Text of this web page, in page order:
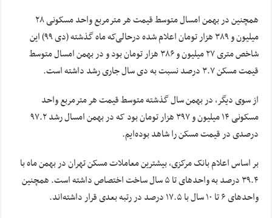
همچنین در بهمن امسال متوسط قیمت هر مترمربع واحد مسکونی ۲۸
میلیون و ۳۸۹ هزار تومان اعلام شده درحالی‌که ماه گذشته (دی ۹۹) این
شاخص متری ۲۷ میلیون و ۳۸۶ هزار تومان بود و در بهمن امسال متوسط
قیمت مسکن ۳.۷ درصد نسبت به دی سال جاری رشد داشته است.
از سوی دیگر، در بهمن سال گذشته متوسط قیمت هر مترمربع واحد
مسکونی ۱۴ میلیون و ۳۹۷ هزار تومان بود که در بهمن امسال رشد ۹۷.۲
درصدی در قیمت مسکن را شاهد بوده‌ایم.
بر اساس اعلام بانک مرکزی، بیشترین معاملات مسکن تهران در بهمن ماه با
۳۹.۴ درصد به واحدهای تا ۵ سال ساخت اختصاص داشته است. همچنین
واحدهای ۶ تا ۱۰ سال با ۱۷.۵ درصد در رتبه بعدی قرار داشته‌اند.